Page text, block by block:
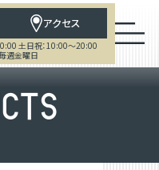
アクセス
土日祝：10:00～20:00
週金曜日
TS